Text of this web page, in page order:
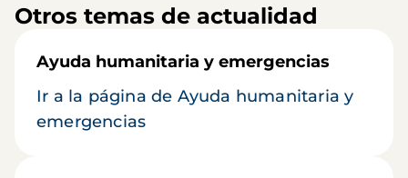
Otros temas de actualidad
Ayuda humanitaria y emergencias
Ir a la página de Ayuda humanitaria y
emergencias